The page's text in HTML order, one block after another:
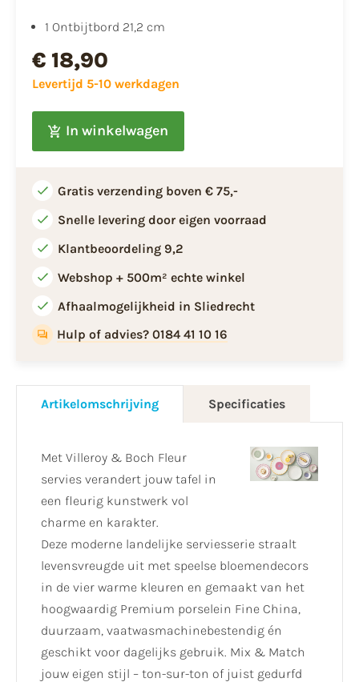
1 Ontbijtbord 21,2 cm
€ 18,90
Levertijd 5-10 werkdagen
In winkelwagen
Gratis verzending boven € 75,-
Snelle levering door eigen voorraad
Klantbeoordeling 9,2
Webshop + 500m² echte winkel
Afhaalmogelijkheid in Sliedrecht
Hulp of advies? 0184 41 10 16
Artikelomschrijving Specificaties
Met Villeroy & Boch Fleur
servies verandert jouw tafel in
een fleurig kunstwerk vol
charme en karakter.
Deze moderne landelijke serviesserie straalt
levensvreugde uit met speelse bloemendecors
in de vier warme kleuren en gemaakt van het
hoogwaardig Premium porselein Fine China,
duurzaam, vaatwasmachinebestendig én
geschikt voor dagelijks gebruik. Mix & Match
jouw eigen stijl – ton-sur-ton of juist gedurfd